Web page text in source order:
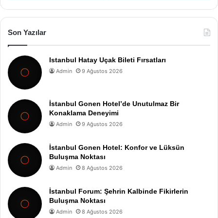
Son Yazılar
Istanbul Hatay Uçak Bileti Fırsatları
Admin 9 Ağustos 2026
İstanbul Gonen Hotel’de Unutulmaz Bir
Konaklama Deneyimi
Admin 9 Ağustos 2026
İstanbul Gonen Hotel: Konfor ve Lüksün
Buluşma Noktası
Admin 8 Ağustos 2026
İstanbul Forum: Şehrin Kalbinde Fikirlerin
Buluşma Noktası
Admin 8 Ağustos 2026